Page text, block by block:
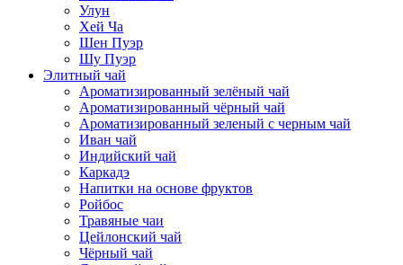
Улун
Хей Ча
Шен Пуэр
Шу Пуэр
Элитный чай
Ароматизированный зелёный чай
Ароматизированный чёрный чай
Ароматизированный зеленый с черным чай
Иван чай
Индийский чай
Каркадэ
Напитки на основе фруктов
Ройбос
Травяные чаи
Цейлонский чай
Чёрный чай